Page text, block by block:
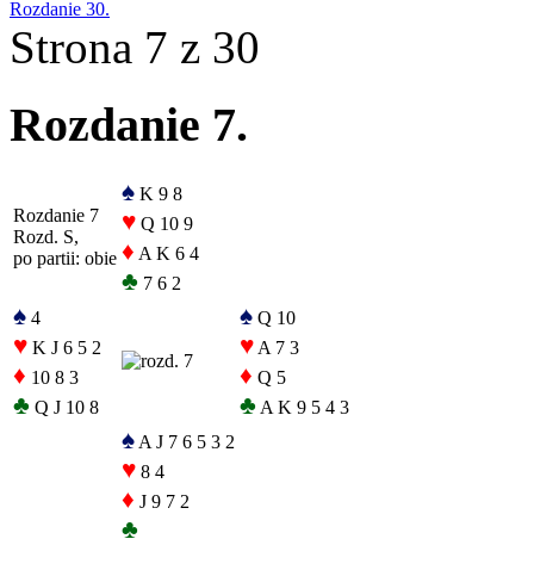
Rozdanie 30.
Strona 7 z 30
Rozdanie 7.
Rozdanie 7
Rozd. S,
po partii: obie
♠ K 9 8
♥ Q 10 9
♦ A K 6 4
♣ 7 6 2
♠ 4
♥ K J 6 5 2
♦ 10 8 3
♣ Q J 10 8
♠ Q 10
♥ A 7 3
♦ Q 5
♣ A K 9 5 4 3
♠ A J 7 6 5 3 2
♥ 8 4
♦ J 9 7 2
♣